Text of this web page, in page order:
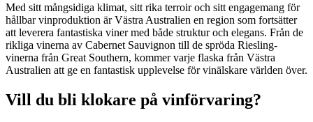
Med sitt mångsidiga klimat, sitt rika terroir och sitt engagemang för
hållbar vinproduktion är Västra Australien en region som fortsätter
att leverera fantastiska viner med både struktur och elegans. Från de
rikliga vinerna av Cabernet Sauvignon till de spröda Riesling-
vinerna från Great Southern, kommer varje flaska från Västra
Australien att ge en fantastisk upplevelse för vinälskare världen över.
Vill du bli klokare på vinförvaring?